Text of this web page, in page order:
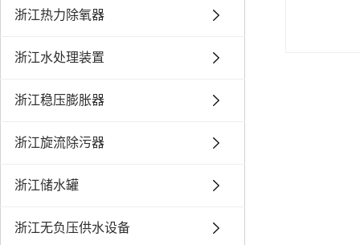
浙江热力除氧器
浙江水处理装置
浙江稳压膨胀器
浙江旋流除污器
浙江储水罐
浙江无负压供水设备